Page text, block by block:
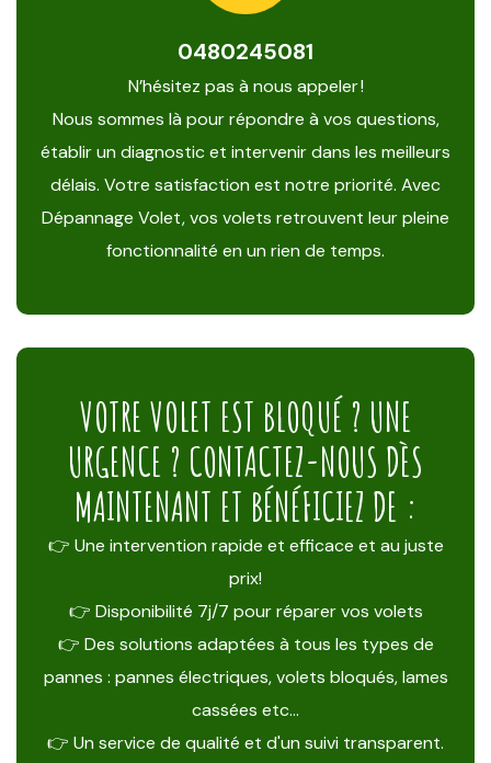
0480245081
N’hésitez pas à nous appeler !
Nous sommes là pour répondre à vos questions,
établir un diagnostic et intervenir dans les meilleurs
délais. Votre satisfaction est notre priorité. Avec
Dépannage Volet, vos volets retrouvent leur pleine
fonctionnalité en un rien de temps.
VOTRE VOLET EST BLOQUÉ ? UNE
URGENCE ? CONTACTEZ-NOUS DÈS
MAINTENANT ET BÉNÉFICIEZ DE :
👉 Une intervention rapide et efficace et au juste
prix!
👉 Disponibilité 7j/7 pour réparer vos volets
👉 Des solutions adaptées à tous les types de
pannes : pannes électriques, volets bloqués, lames
cassées etc…
👉 Un service de qualité et d'un suivi transparent.